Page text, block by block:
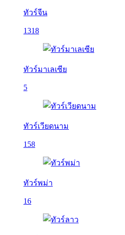
ทัวร์จีน
1318
ทัวร์มาเลเซีย
5
ทัวร์เวียดนาม
158
ทัวร์พม่า
16